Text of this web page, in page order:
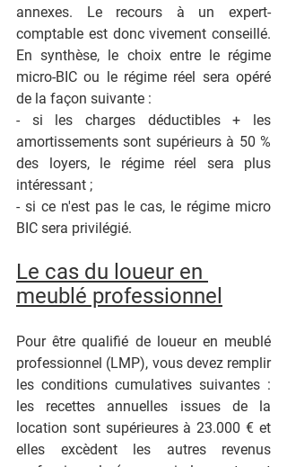
annexes. Le recours à un expert-
comptable est donc vivement conseillé.
En synthèse, le choix entre le régime
micro-BIC ou le régime réel sera opéré
de la façon suivante :
- si les charges déductibles + les
amortissements sont supérieurs à 50 %
des loyers, le régime réel sera plus
intéressant ;
- si ce n'est pas le cas, le régime micro
BIC sera privilégié.
Le cas du loueur en
meublé professionnel
Pour être qualifié de loueur en meublé
professionnel (LMP), vous devez remplir
les conditions cumulatives suivantes :
les recettes annuelles issues de la
location sont supérieures à 23.000 € et
elles excèdent les autres revenus